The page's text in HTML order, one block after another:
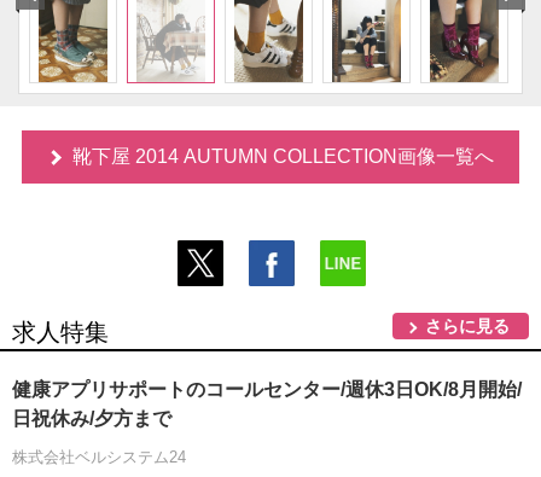
靴下屋 2014 AUTUMN COLLECTION画像一覧へ
求人特集 さらに見る
健康アプリサポートのコールセンター/週休3日OK/8月開始/
日祝休み/夕方まで
株式会社ベルシステム24